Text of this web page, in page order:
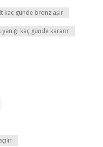
kaç günde bronzlaşır
yanığı kaç günde kararır